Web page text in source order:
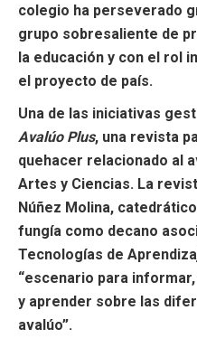
colegio ha perseverado
grupo sobresaliente de
la educación y con el rol
el proyecto de país.
Una de las iniciativas
Avalúo Plus, una revista
quehacer relacionado al
Artes y Ciencias. La
Núñez Molina,
fungía como decano
Tecnologías de
“escenario para
y aprender sobre las
avalúo”.